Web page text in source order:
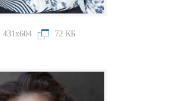
431x604 72 КБ